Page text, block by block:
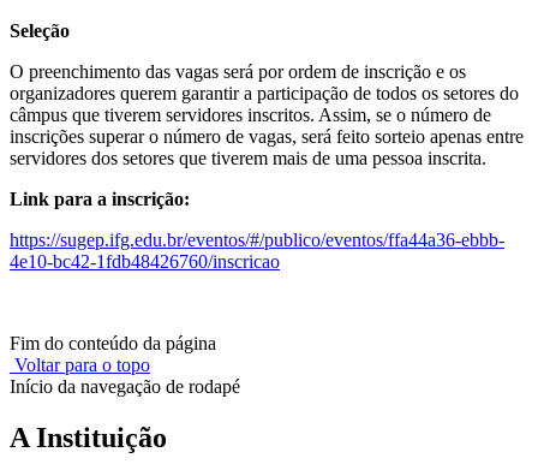
Seleção
O preenchimento das vagas será por ordem de inscrição e os
organizadores querem garantir a participação de todos os setores do
câmpus que tiverem servidores inscritos. Assim, se o número de
inscrições superar o número de vagas, será feito sorteio apenas entre
servidores dos setores que tiverem mais de uma pessoa inscrita.
Link para a inscrição:
https://sugep.ifg.edu.br/eventos/#/publico/eventos/ffa44a36-ebbb-
4e10-bc42-1fdb48426760/inscricao
Fim do conteúdo da página
Voltar para o topo
Início da navegação de rodapé
A Instituição